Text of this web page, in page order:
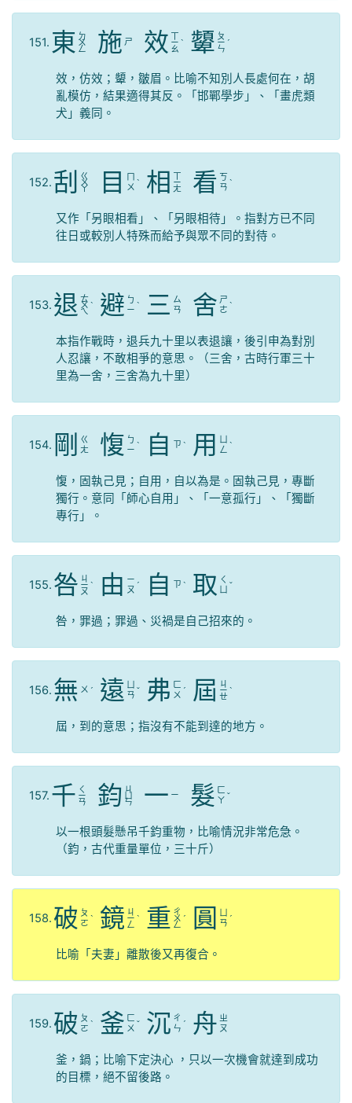
151. 東 ㄉ
ㄨ
ㄥ 施 ㄕ 效 ㄒ
ㄧ
ㄠ
ˋ 顰 ㄆ
ㄧ
ㄣ
ˊ
效，仿效；顰，皺眉。比喻不知別人長處何在，胡
亂模仿，結果適得其反。「邯鄲學步」、「畫虎類
犬」義同。
152. 刮 ㄍ
ㄨ
ㄚ 目
ㄇ
ㄨ ˋ 相 ㄒ
ㄧ
ㄤ 看 ㄎ
ㄢ ˋ
又作「另眼相看」、「另眼相待」。指對方已不同
往日或較別人特殊而給予與眾不同的對待。
153. 退 ㄊ
ㄨ
ㄟ
ˋ 避 ㄅ
ㄧ ˋ 三 ㄙ
ㄢ
舍 ㄕ
ㄜ ˋ
本指作戰時，退兵九十里以表退讓，後引申為對別
人忍讓，不敢相爭的意思。（三舍，古時行軍三十
里為一舍，三舍為九十里）
154. 剛
ㄍ
ㄤ
愎 ㄅ
ㄧ ˋ 自 ㄗ ˋ 用
ㄥ ˋ
愎，固執己見；自用，自以為是。固執己見，專斷
獨行。意同「師心自用」、「一意孤行」、「獨斷
專行」。
155. 咎 ㄐ
ㄧ
ㄡ
ˋ 由 ㄧ
ㄡ ˊ 自 ㄗ ˋ 取 ㄑ
ˇ
咎，罪過；罪過、災禍是自己招來的。
156. 無 ㄨ ˊ 遠 ㄢ ˇ 弗 ㄈ
ㄨ ˊ 屆 ㄐ
ㄧ
ㄝ
ˋ
屆，到的意思；指沒有不能到達的地方。
157. 千 ㄑ
ㄧ
ㄢ 鈞 ㄐ
ㄩ
ㄣ 一 ㄧ 髮 ㄈ
ㄚ ˇ
以一根頭髮懸吊千鈞重物，比喻情況非常危急。
（鈞，古代重量單位，三十斤）
158. 破 ㄆ
ㄛ ˋ 鏡 ㄐ
ㄧ
ㄥ
ˋ 重 ㄔ
ㄨ
ㄥ
ˊ 圓
ㄢ ˊ
比喻「夫妻」離散後又再復合。
159. 破 ㄆ
ㄛ ˋ 釜 ㄈ
ㄨ ˇ 沉 ㄔ
ㄣ ˊ 舟 ㄓ
ㄡ
釜，鍋；比喻下定決心 ，只以一次機會就達到成功
的目標，絕不留後路。